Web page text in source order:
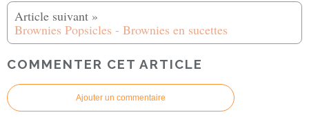
Brownies Popsicles - Brownies en sucettes
COMMENTER CET ARTICLE
Ajouter un commentaire